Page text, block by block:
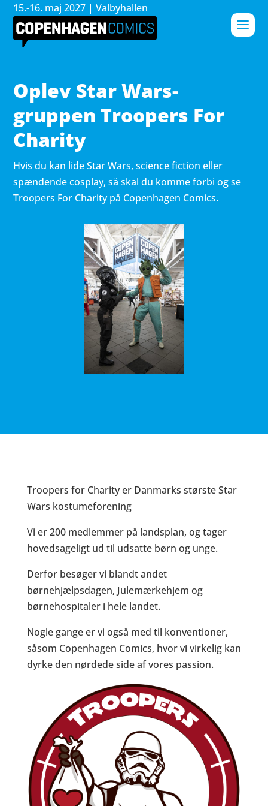
15.-16. maj 2027 | Valbyhallen
Oplev Star Wars-
gruppen Troopers For
Charity
Hvis du kan lide Star Wars, science fiction eller
spændende cosplay, så skal du komme forbi og se
Troopers For Charity på Copenhagen Comics.
Troopers for Charity er Danmarks største Star
Wars kostumeforening
Vi er 200 medlemmer på landsplan, og tager
hovedsageligt ud til udsatte børn og unge.
Derfor besøger vi blandt andet
børnehjælpsdagen, Julemærkehjem og
børnehospitaler i hele landet.
Nogle gange er vi også med til konventioner,
såsom Copenhagen Comics, hvor vi virkelig kan
dyrke den nørdede side af vores passion.